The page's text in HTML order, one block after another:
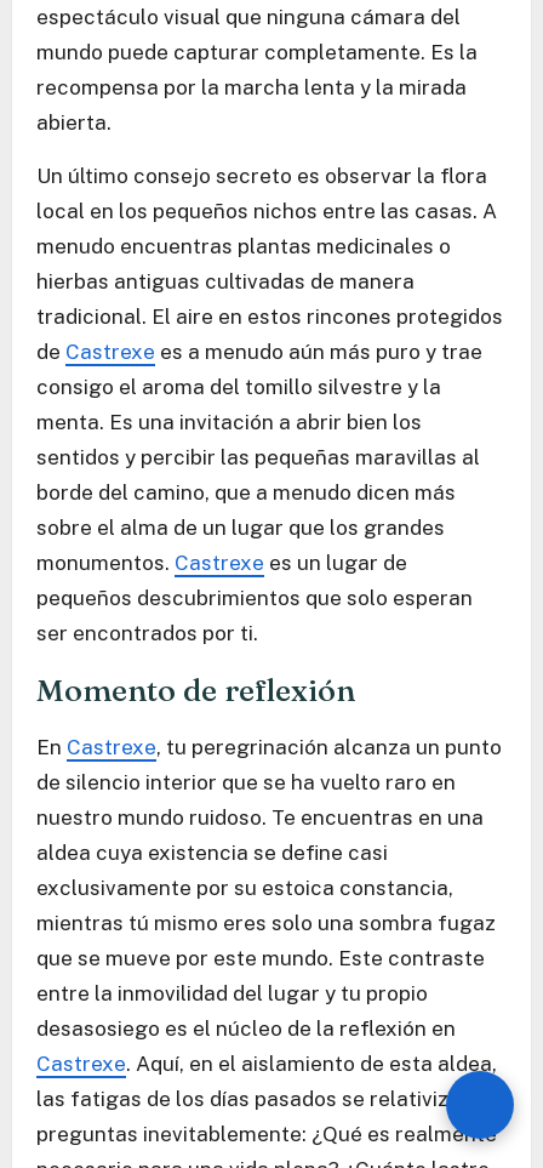
espectáculo visual que ninguna cámara del
mundo puede capturar completamente. Es la
recompensa por la marcha lenta y la mirada
abierta.
Un último consejo secreto es observar la flora
local en los pequeños nichos entre las casas. A
menudo encuentras plantas medicinales o
hierbas antiguas cultivadas de manera
tradicional. El aire en estos rincones protegidos
de Castrexe es a menudo aún más puro y trae
consigo el aroma del tomillo silvestre y la
menta. Es una invitación a abrir bien los
sentidos y percibir las pequeñas maravillas al
borde del camino, que a menudo dicen más
sobre el alma de un lugar que los grandes
monumentos. Castrexe es un lugar de
pequeños descubrimientos que solo esperan
ser encontrados por ti.
Momento de reflexión
En Castrexe, tu peregrinación alcanza un punto
de silencio interior que se ha vuelto raro en
nuestro mundo ruidoso. Te encuentras en una
aldea cuya existencia se define casi
exclusivamente por su estoica constancia,
mientras tú mismo eres solo una sombra fugaz
que se mueve por este mundo. Este contraste
entre la inmovilidad del lugar y tu propio
desasosiego es el núcleo de la reflexión en
Castrexe. Aquí, en el aislamiento de esta aldea,
las fatigas de los días pasados se relativizan. Te
preguntas inevitablemente: ¿Qué es realmente